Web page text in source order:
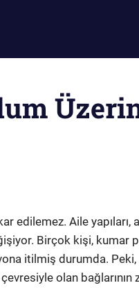
edilemez. Aile yapıları,
Birçok kişi, kumar
itilmiş durumda.
olan bağlarının